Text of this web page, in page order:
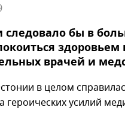
следовало бы в
здоровьем
врачей и
в целом
героических усилий